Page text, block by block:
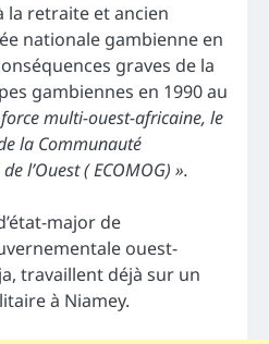
la retraite et ancien
nationale gambienne en
graves de la
gambiennes en 1990 au
multi-ouest-africaine, le
la Communauté
l’Ouest ( ECOMOG) ».
major de
ouest-
travaillent déjà sur un
à Niamey.